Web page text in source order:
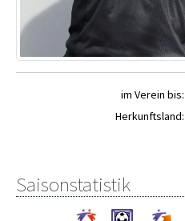
im Verein bis:
Herkunftsland:
Saisonstatistik